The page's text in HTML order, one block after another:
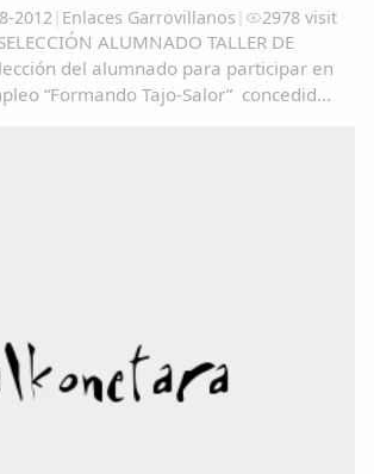
2012| Enlaces Garrovillanos | 2978 visit
ALUMNADO TALLER DE
del alumnado para participar en
“Formando Tajo-Salor” concedido